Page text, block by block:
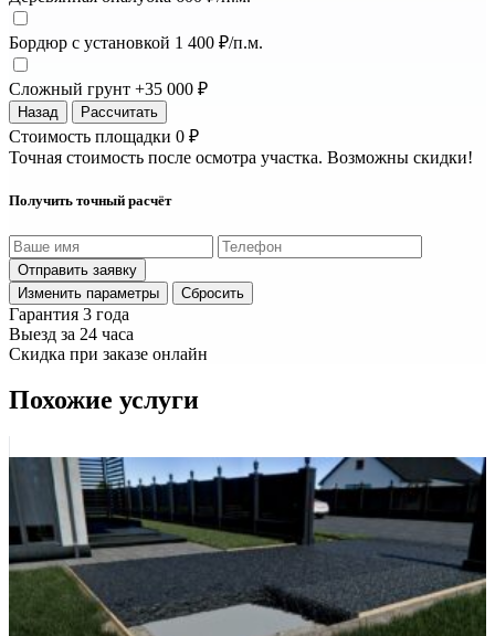
Бордюр с установкой 1 400 ₽/п.м.
Сложный грунт +35 000 ₽
Назад Рассчитать
Стоимость площадки 0 ₽
Точная стоимость после осмотра участка. Возможны скидки!
Получить точный расчёт
Отправить заявку
Изменить параметры
Сбросить
Гарантия 3 года
Выезд за 24 часа
Скидка при заказе онлайн
Похожие услуги